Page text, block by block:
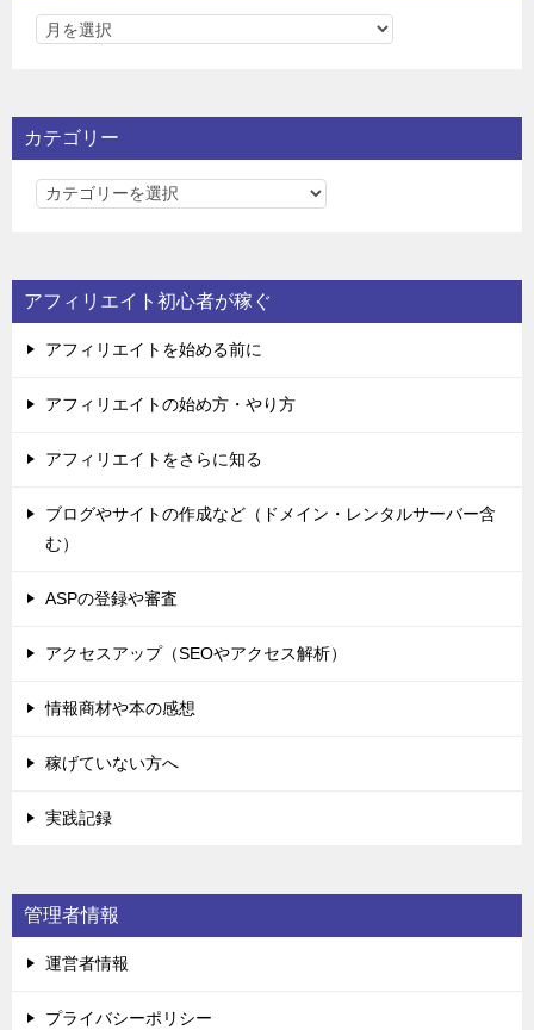
カテゴリー
カ
リ
ー
アフィリエイト初心者が稼ぐ
アフィリエイトを始める前に
アフィリエイトの始め方・やり方
アフィリエイトをさらに知る
ブログやサイトの作成など（ドメイン・レンタルサーバー含
む）
ASPの登録や審査
アクセスアップ（SEOやアクセス解析）
情報商材や本の感想
稼げていない方へ
実践記録
管理者情報
運営者情報
プライバシーポリシー